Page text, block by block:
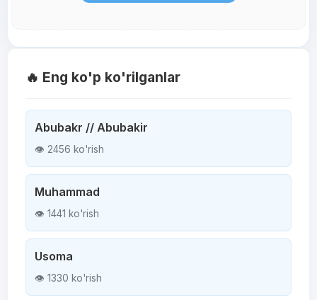
🔥 Eng ko'p ko'rilganlar
Abubakr // Abubakir
👁 2456 ko'rish
Muhammad
👁 1441 ko'rish
Usoma
👁 1330 ko'rish